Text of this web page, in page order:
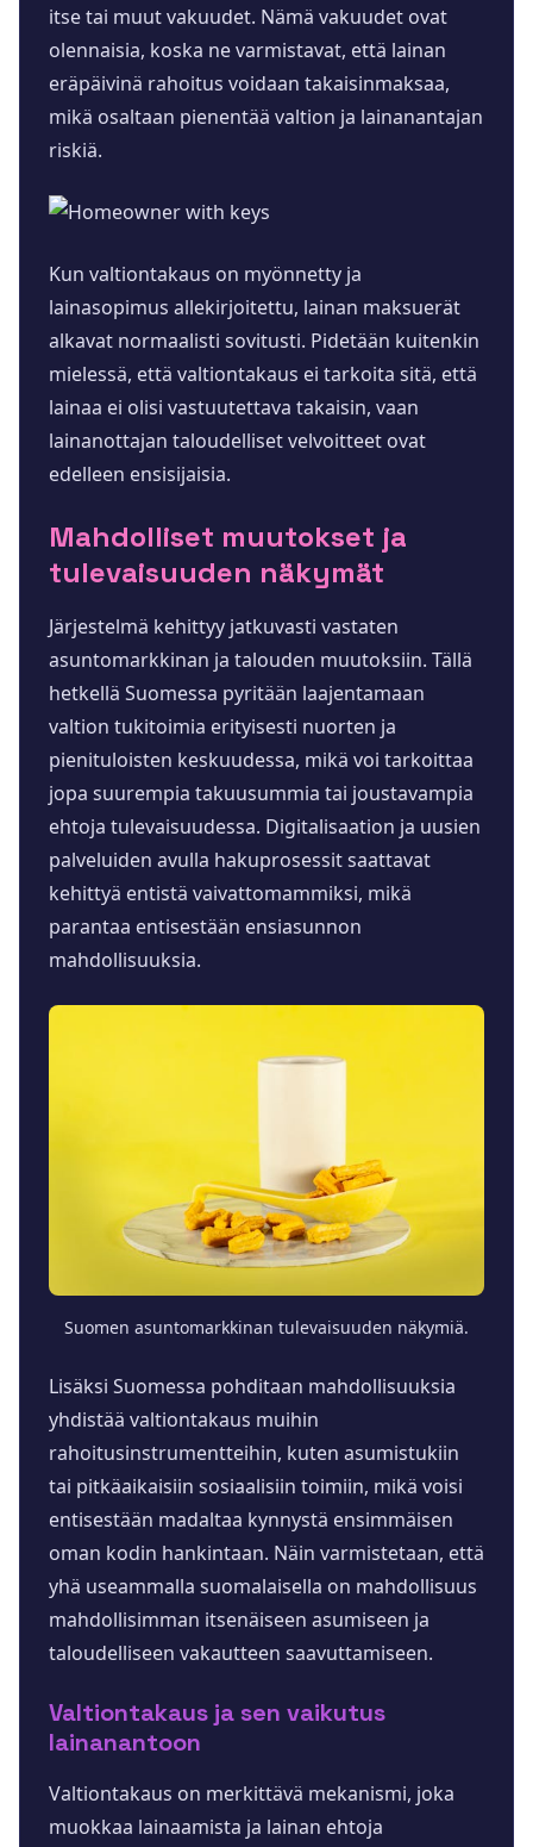
itse tai muut vakuudet. Nämä vakuudet ovat
olennaisia, koska ne varmistavat, että lainan
eräpäivinä rahoitus voidaan takaisinmaksaa,
mikä osaltaan pienentää valtion ja lainanantajan
riskiä.
Kun valtiontakaus on myönnetty ja
lainasopimus allekirjoitettu, lainan maksuerät
alkavat normaalisti sovitusti. Pidetään kuitenkin
mielessä, että valtiontakaus ei tarkoita sitä, että
lainaa ei olisi vastuutettava takaisin, vaan
lainanottajan taloudelliset velvoitteet ovat
edelleen ensisijaisia.
Mahdolliset muutokset ja
tulevaisuuden näkymät
Järjestelmä kehittyy jatkuvasti vastaten
asuntomarkkinan ja talouden muutoksiin. Tällä
hetkellä Suomessa pyritään laajentamaan
valtion tukitoimia erityisesti nuorten ja
pienituloisten keskuudessa, mikä voi tarkoittaa
jopa suurempia takuusummia tai joustavampia
ehtoja tulevaisuudessa. Digitalisaation ja uusien
palveluiden avulla hakuprosessit saattavat
kehittyä entistä vaivattomammiksi, mikä
parantaa entisestään ensiasunnon
mahdollisuuksia.
Suomen asuntomarkkinan tulevaisuuden näkymiä.
Lisäksi Suomessa pohditaan mahdollisuuksia
yhdistää valtiontakaus muihin
rahoitusinstrumentteihin, kuten asumistukiin
tai pitkäaikaisiin sosiaalisiin toimiin, mikä voisi
entisestään madaltaa kynnystä ensimmäisen
oman kodin hankintaan. Näin varmistetaan, että
yhä useammalla suomalaisella on mahdollisuus
mahdollisimman itsenäiseen asumiseen ja
taloudelliseen vakautteen saavuttamiseen.
Valtiontakaus ja sen vaikutus
lainanantoon
Valtiontakaus on merkittävä mekanismi, joka
muokkaa lainaamista ja lainan ehtoja